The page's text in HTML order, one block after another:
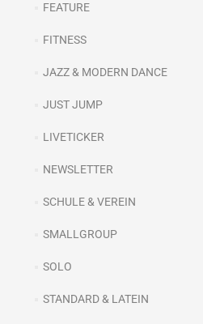
FEATURE
FITNESS
JAZZ & MODERN DANCE
JUST JUMP
LIVETICKER
NEWSLETTER
SCHULE & VEREIN
SMALLGROUP
SOLO
STANDARD & LATEIN